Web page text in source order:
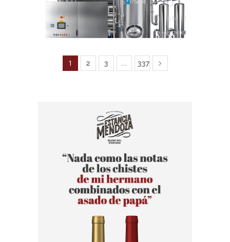
1 2 3 … 337